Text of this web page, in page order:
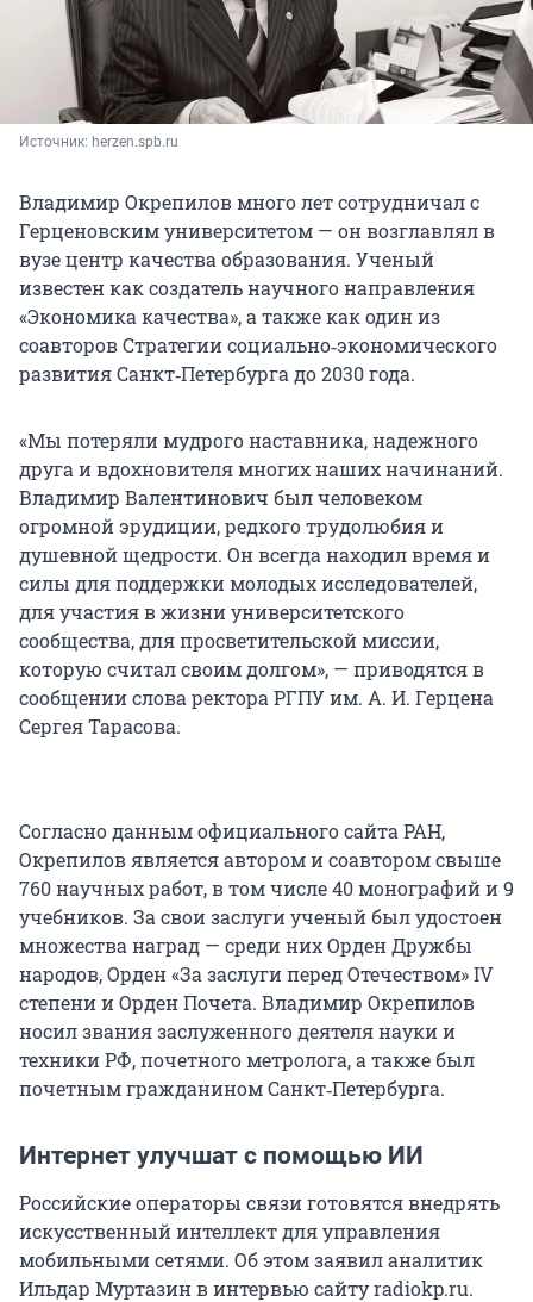
Источник: herzen.spb.ru
Владимир Окрепилов много лет сотрудничал с
Герценовским университетом — он возглавлял в
вузе центр качества образования. Ученый
известен как создатель научного направления
«Экономика качества», а также как один из
соавторов Стратегии социально‑экономического
развития Санкт‑Петербурга до 2030 года.
«Мы потеряли мудрого наставника, надежного
друга и вдохновителя многих наших начинаний.
Владимир Валентинович был человеком
огромной эрудиции, редкого трудолюбия и
душевной щедрости. Он всегда находил время и
силы для поддержки молодых исследователей,
для участия в жизни университетского
сообщества, для просветительской миссии,
которую считал своим долгом», — приводятся в
сообщении слова ректора РГПУ им. А. И. Герцена
Сергея Тарасова.
Согласно данным официального сайта РАН,
Окрепилов является автором и соавтором свыше
760 научных работ, в том числе 40 монографий и 9
учебников. За свои заслуги ученый был удостоен
множества наград — среди них Орден Дружбы
народов, Орден «За заслуги перед Отечеством» IV
степени и Орден Почета. Владимир Окрепилов
носил звания заслуженного деятеля науки и
техники РФ, почетного метролога, а также был
почетным гражданином Санкт‑Петербурга.
Интернет улучшат с помощью ИИ
Российские операторы связи готовятся внедрять
искусственный интеллект для управления
мобильными сетями. Об этом заявил аналитик
Ильдар Муртазин в интервью сайту radiokp.ru.